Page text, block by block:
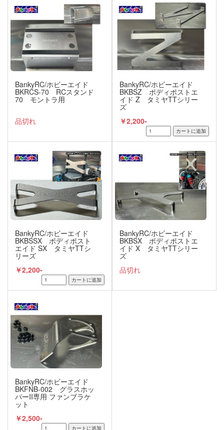
BankyRC/ホビーエイド
BKRCS-70 RCスタンド
70 モントラ用
品切れ
BankyRC/ホビーエイド
BKBSZ ボディポストエ
イド Z タミヤTTシリー
ズ
￥2,200-
BankyRC/ホビーエイド
BKBSSX ボディポスト
エイド SX タミヤTTシ
リーズ
￥2,200-
BankyRC/ホビーエイド
BKBSX ボディポストエ
イド X タミヤTTシリー
ズ
品切れ
BankyRC/ホビーエイド
BKFNB-002 グラスホッ
パーII専用 ファンブラケ
ット
￥2,500-